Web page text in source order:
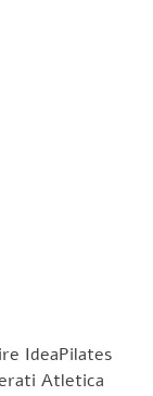
IdeaPilates
Atletica